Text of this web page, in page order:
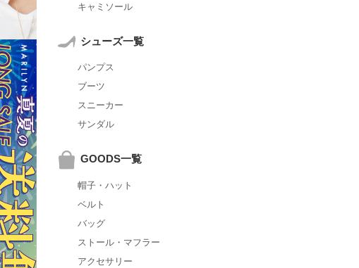
キャミソール
シューズ一覧
パンプス
ブーツ
スニーカー
サンダル
GOODS一覧
帽子・ハット
ベルト
バッグ
ストール・マフラー
アクセサリー